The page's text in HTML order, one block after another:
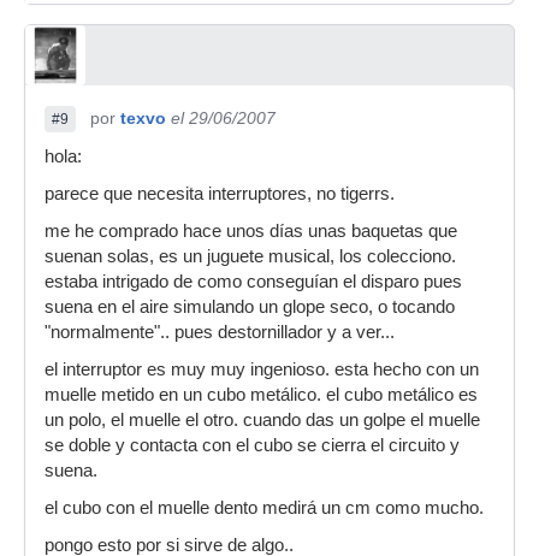
#9 por texvo el 29/06/2007
hola:
parece que necesita interruptores, no tigerrs.
me he comprado hace unos días unas baquetas que
suenan solas, es un juguete musical, los colecciono.
estaba intrigado de como conseguían el disparo pues
suena en el aire simulando un glope seco, o tocando
"normalmente".. pues destornillador y a ver...
el interruptor es muy muy ingenioso. esta hecho con un
muelle metido en un cubo metálico. el cubo metálico es
un polo, el muelle el otro. cuando das un golpe el muelle
se doble y contacta con el cubo se cierra el circuito y
suena.
el cubo con el muelle dento medirá un cm como mucho.
pongo esto por si sirve de algo..